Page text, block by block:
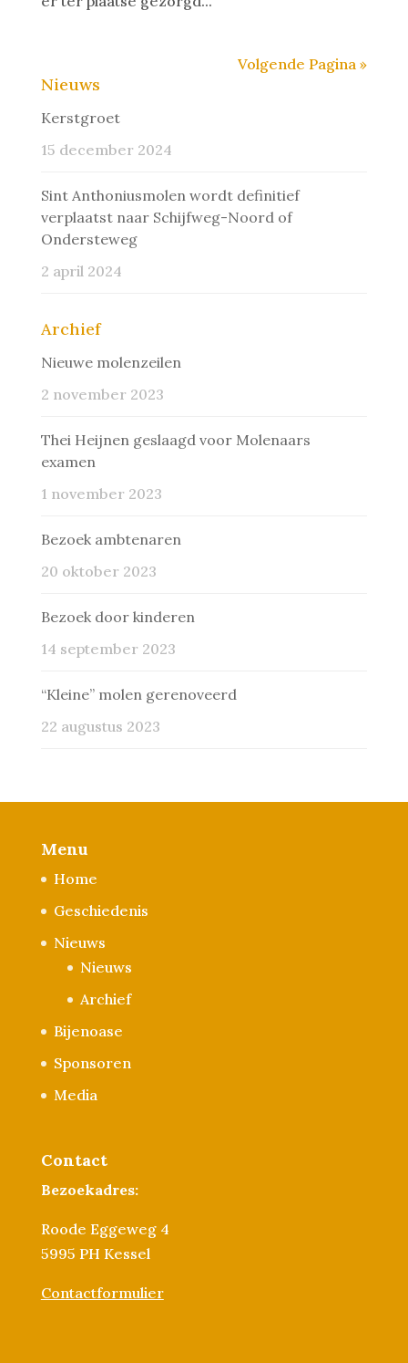
Volgende Pagina »
Nieuws
Kerstgroet
15 december 2024
Sint Anthoniusmolen wordt definitief
verplaatst naar Schijfweg-Noord of
Ondersteweg
2 april 2024
Archief
Nieuwe molenzeilen
2 november 2023
Thei Heijnen geslaagd voor Molenaars
examen
1 november 2023
Bezoek ambtenaren
20 oktober 2023
Bezoek door kinderen
14 september 2023
“Kleine” molen gerenoveerd
22 augustus 2023
Menu
Home
Geschiedenis
Nieuws
Nieuws
Archief
Bijenoase
Sponsoren
Media
Contact
Bezoekadres:
Roode Eggeweg 4
5995 PH Kessel
Contactformulier